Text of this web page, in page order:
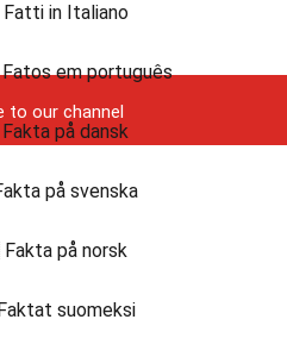
to our channel
in Italiano
em português
på dansk
på svenska
på norsk
suomeksi